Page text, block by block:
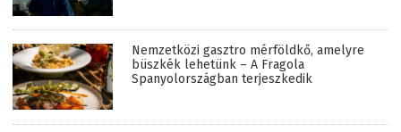
Nemzetközi gasztro mérföldkő, amelyre
büszkék lehetünk – A Fragola
Spanyolországban terjeszkedik